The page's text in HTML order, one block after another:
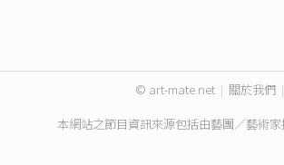
© art-mate.net | 關於我們 |
本網站之節目資訊來源包括由藝團／藝術